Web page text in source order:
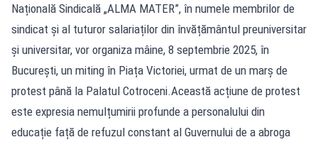
Națională Sindicală „ALMA MATER”, în numele membrilor de
sindicat și al tuturor salariaților din învățământul preuniversitar
și universitar, vor organiza mâine, 8 septembrie 2025, în
București, un miting în Piața Victoriei, urmat de un marș de
protest până la Palatul Cotroceni.Această acțiune de protest
este expresia nemulțumirii profunde a personalului din
educație față de refuzul constant al Guvernului de a abroga